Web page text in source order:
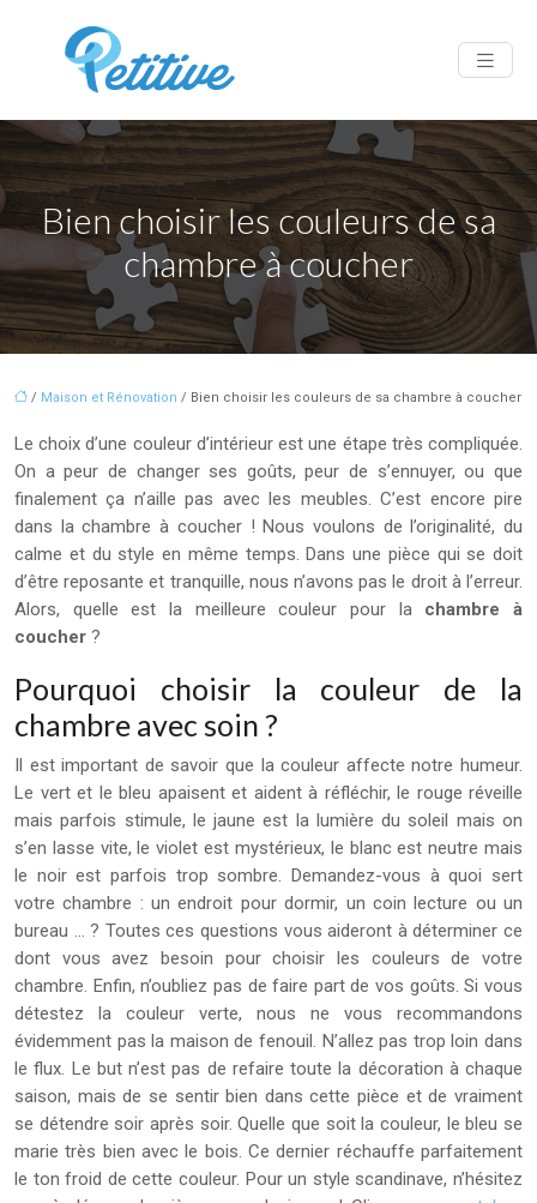
Bien choisir les couleurs de sa
chambre à coucher
/ Maison et Rénovation / Bien choisir les couleurs de sa chambre à coucher
Le choix d’une couleur d’intérieur est une étape très compliquée.
On a peur de changer ses goûts, peur de s’ennuyer, ou que
finalement ça n’aille pas avec les meubles. C’est encore pire
dans la chambre à coucher ! Nous voulons de l’originalité, du
calme et du style en même temps. Dans une pièce qui se doit
d’être reposante et tranquille, nous n’avons pas le droit à l’erreur.
Alors, quelle est la meilleure couleur pour la chambre à
coucher ?
Pourquoi choisir la couleur de la
chambre avec soin ?
Il est important de savoir que la couleur affecte notre humeur.
Le vert et le bleu apaisent et aident à réfléchir, le rouge réveille
mais parfois stimule, le jaune est la lumière du soleil mais on
s’en lasse vite, le violet est mystérieux, le blanc est neutre mais
le noir est parfois trop sombre. Demandez-vous à quoi sert
votre chambre : un endroit pour dormir, un coin lecture ou un
bureau … ? Toutes ces questions vous aideront à déterminer ce
dont vous avez besoin pour choisir les couleurs de votre
chambre. Enfin, n’oubliez pas de faire part de vos goûts. Si vous
détestez la couleur verte, nous ne vous recommandons
évidemment pas la maison de fenouil. N’allez pas trop loin dans
le flux. Le but n’est pas de refaire toute la décoration à chaque
saison, mais de se sentir bien dans cette pièce et de vraiment
se détendre soir après soir. Quelle que soit la couleur, le bleu se
marie très bien avec le bois. Ce dernier réchauffe parfaitement
le ton froid de cette couleur. Pour un style scandinave, n’hésitez